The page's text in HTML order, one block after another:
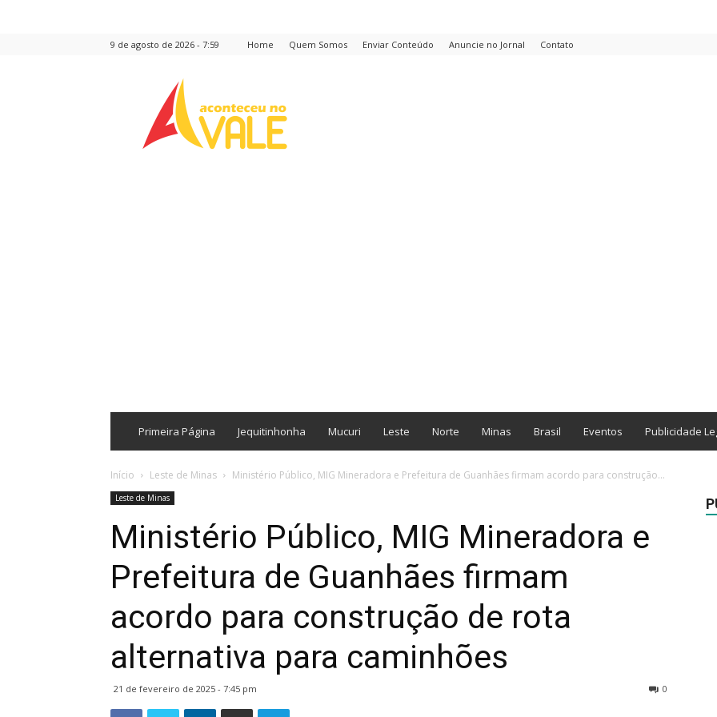
9 de agosto de 2026 - 7:59 Home Quem Somos Enviar Conteúdo Anuncie no Jornal Contato
Aconteceu
no
Vale
Primeira Página Jequitinhonha Mucuri Leste Norte Minas Brasil Eventos Publicidade
Início Leste de Minas Ministério Público, MIG Mineradora e Prefeitura de Guanhães firmam acordo para construção...
Leste de Minas
Ministério Público, MIG Mineradora e
Prefeitura de Guanhães firmam
acordo para construção de rota
alternativa para caminhões
21 de fevereiro de 2025 - 7:45 pm 0